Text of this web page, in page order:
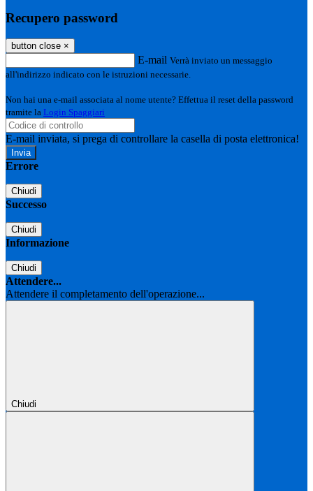
Recupero password
button close ×
E-mail Verrà inviato un messaggio
all'indirizzo indicato con le istruzioni necessarie.
Non hai una e-mail associata al nome utente? Effettua il reset della password
tramite la Login Spaggiari
E-mail inviata, si prega di controllare la casella di posta elettronica!
Errore
Chiudi
Successo
Chiudi
Informazione
Chiudi
Attendere...
Attendere il completamento dell'operazione...
Chiudi